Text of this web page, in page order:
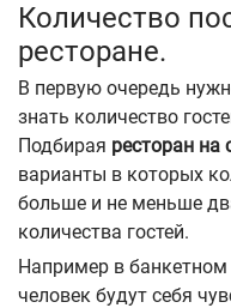
Количество
ресторане.
В первую очередь
знать количество
Подбирая ресторан на
варианты в которых
больше и не меньше
количества гостей.
Например в банкетном
человек будут себя